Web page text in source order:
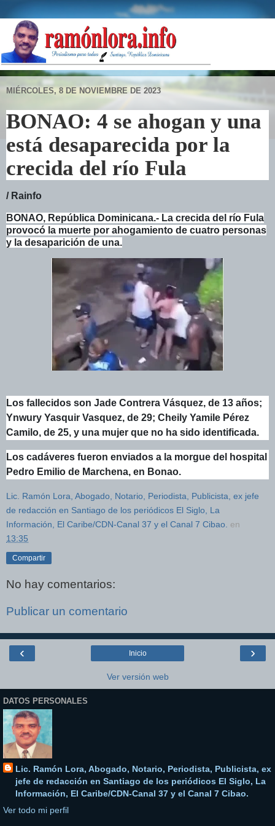
MIÉRCOLES, 8 DE NOVIEMBRE DE 2023
BONAO: 4 se ahogan y una
está desaparecida por la
crecida del río Fula
/ Rainfo
BONAO, República Dominicana.- La crecida del río Fula
provocó la muerte por ahogamiento de cuatro personas
y la desaparición de una.
Los fallecidos son Jade Contrera Vásquez, de 13 años;
Ynwury Yasquir Vasquez, de 29; Cheily Yamile Pérez
Camilo, de 25, y una mujer que no ha sido identificada.
Los cadáveres fueron enviados a la morgue del hospital
Pedro Emilio de Marchena, en Bonao.
Lic. Ramón Lora, Abogado, Notario, Periodista, Publicista, ex jefe
de redacción en Santiago de los periódicos El Siglo, La
Información, El Caribe/CDN-Canal 37 y el Canal 7 Cibao. en
13:35
Compartir
No hay comentarios:
Publicar un comentario
‹ ›
Inicio
Ver versión web
DATOS PERSONALES
Lic. Ramón Lora, Abogado, Notario, Periodista, Publicista, ex
jefe de redacción en Santiago de los periódicos El Siglo, La
Información, El Caribe/CDN-Canal 37 y el Canal 7 Cibao.
Ver todo mi perfil